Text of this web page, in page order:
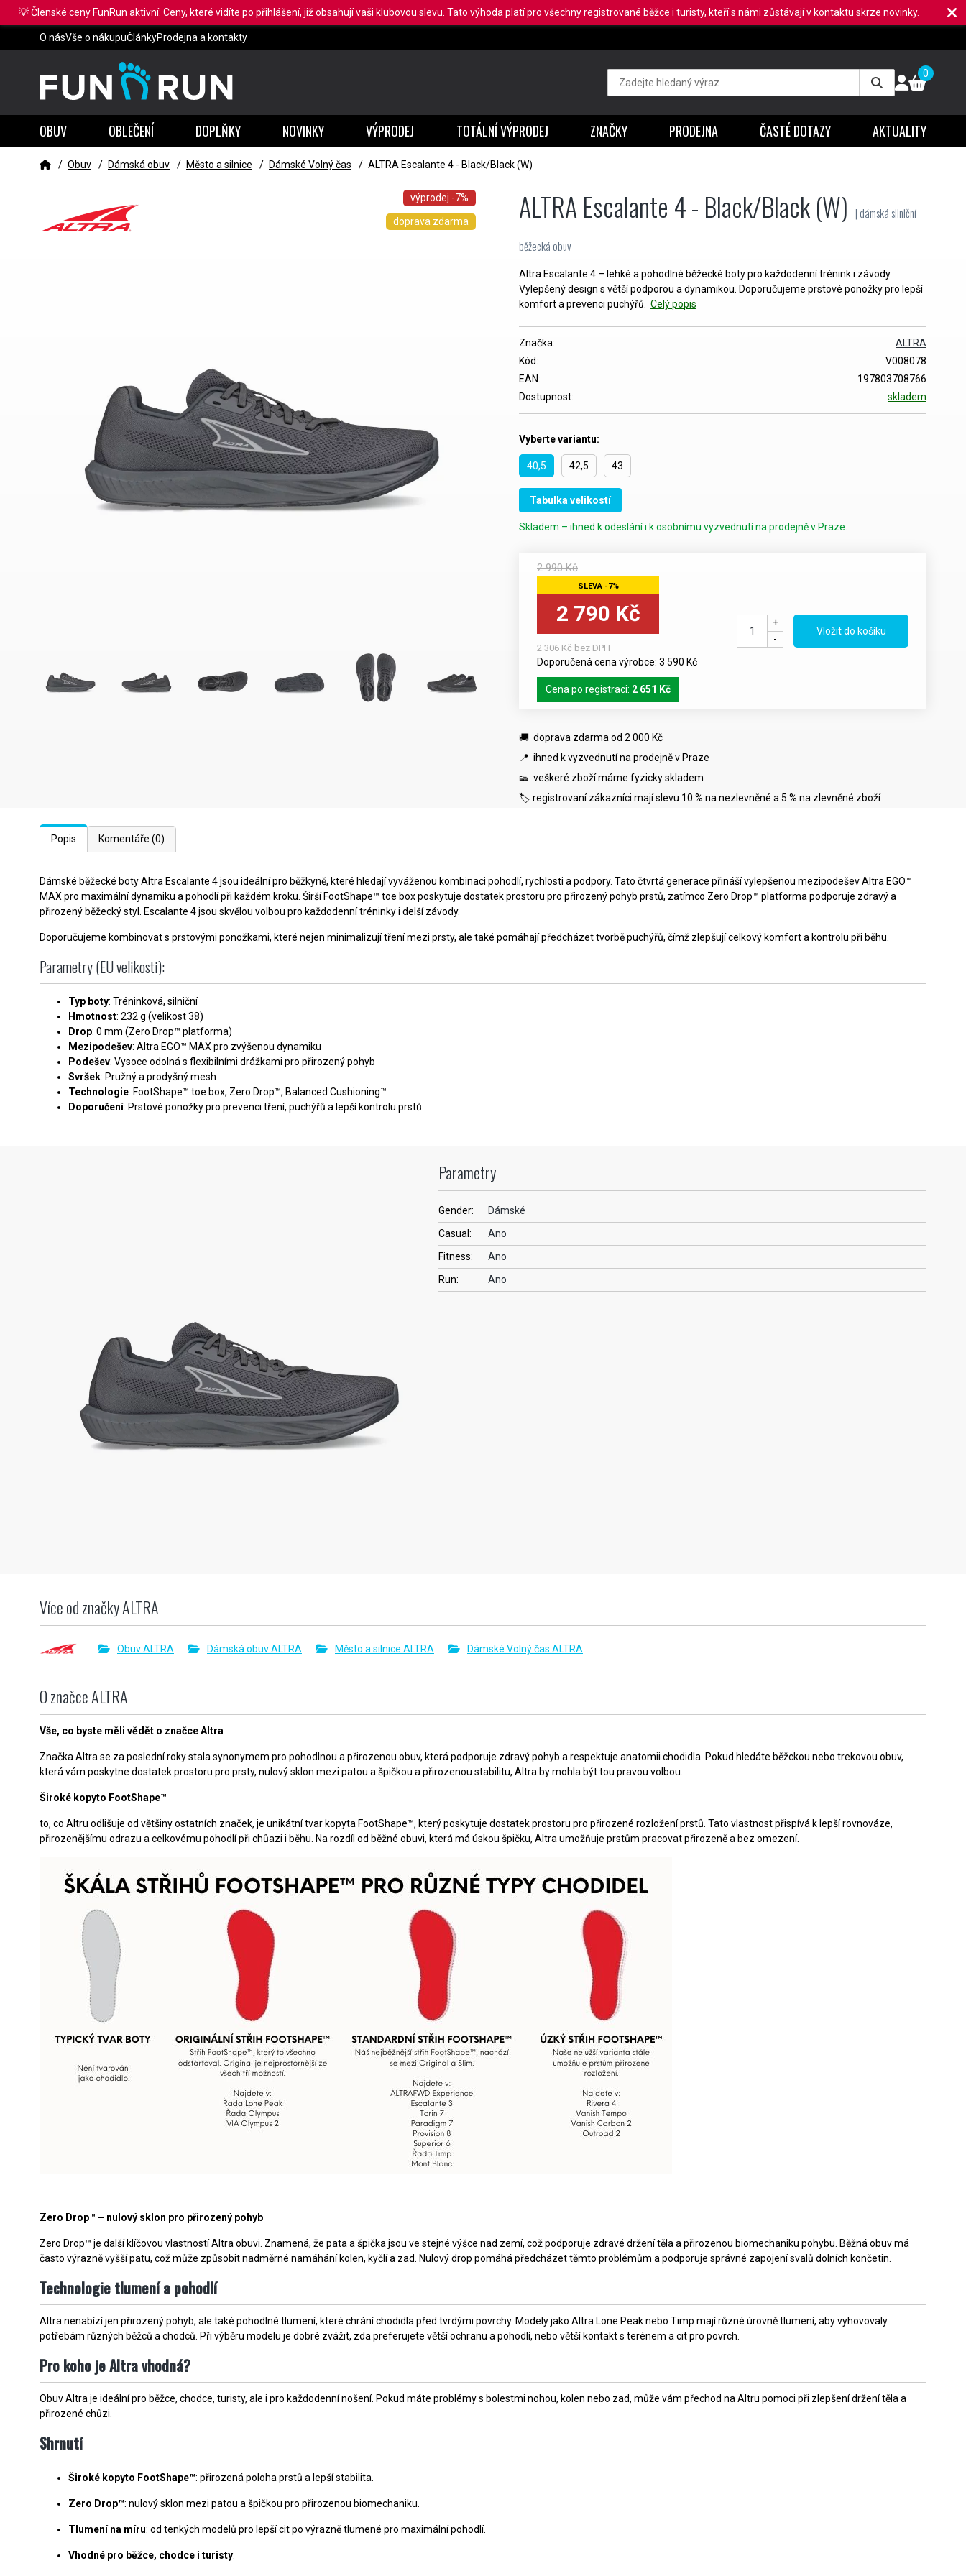
O násVše o nákupuČlánkyProdejna a kontakty
0
OBUV OBLEČENÍ DOPLŇKY NOVINKY VÝPRODEJ TOTÁLNÍ VÝPRODEJ ZNAČKY PRODEJNA ČASTÉ DOTAZY AKTUALITY
/ Obuv / Dámská obuv / Město a silnice / Dámské Volný čas / ALTRA Escalante 4 - Black/Black (W)
výprodej -7%
doprava zdarma ALTRA Escalante 4 - Black/Black (W) | dámská silniční
běžecká obuv
Altra Escalante 4 – lehké a pohodlné běžecké boty pro každodenní trénink i závody.
Vylepšený design s větší podporou a dynamikou. Doporučujeme prstové ponožky pro lepší
komfort a prevenci puchýřů.
Celý popis
ALTRA
Značka:
V008078
Kód:
197803708766
EAN:
skladem
Dostupnost:
Vyberte variantu:
40,5 42,5 43
Tabulka velikostí
Skladem – ihned k odeslání i k osobnímu vyzvednutí na prodejně v Praze.
2 990 Kč
2 790 Kč
2 306 Kč bez DPH
Doporučená cena výrobce: 3 590 Kč
Cena po registraci: 2 651 Kč
+
-
🚚 doprava zdarma od 2 000 Kč
📍 ihned k vyzvednutí na prodejně v Praze
👟 veškeré zboží máme fyzicky skladem
🏷️ registrovaní zákazníci mají slevu 10 % na nezlevněné a 5 % na zlevněné zboží
Popis Komentáře (0)
Dámské běžecké boty Altra Escalante 4 jsou ideální pro běžkyně, které hledají vyváženou kombinaci pohodlí, rychlosti a podpory. Tato čtvrtá generace přináší vylepšenou mezipodešev Altra EGO™
MAX pro maximální dynamiku a pohodlí při každém kroku. Širší FootShape™ toe box poskytuje dostatek prostoru pro přirozený pohyb prstů, zatímco Zero Drop™ platforma podporuje zdravý a
přirozený běžecký styl. Escalante 4 jsou skvělou volbou pro každodenní tréninky i delší závody.
Doporučujeme kombinovat s prstovými ponožkami, které nejen minimalizují tření mezi prsty, ale také pomáhají předcházet tvorbě puchýřů, čímž zlepšují celkový komfort a kontrolu při běhu.
Parametry (EU velikosti):
Typ boty: Tréninková, silniční
Hmotnost: 232 g (velikost 38)
Drop: 0 mm (Zero Drop™ platforma)
Mezipodešev: Altra EGO™ MAX pro zvýšenou dynamiku
Podešev: Vysoce odolná s flexibilními drážkami pro přirozený pohyb
Svršek: Pružný a prodyšný mesh
Technologie: FootShape™ toe box, Zero Drop™, Balanced Cushioning™
Doporučení: Prstové ponožky pro prevenci tření, puchýřů a lepší kontrolu prstů.
Parametry
Gender:
Dámské
Casual:
Ano
Fitness:
Ano
Run:
Ano
Více od značky ALTRA
Obuv ALTRA Dámská obuv ALTRA Město a silnice ALTRA Dámské Volný čas ALTRA
O značce ALTRA
Vše, co byste měli vědět o značce Altra
Značka Altra se za poslední roky stala synonymem pro pohodlnou a přirozenou obuv, která podporuje zdravý pohyb a respektuje anatomii chodidla. Pokud hledáte běžckou nebo trekovou obuv,
která vám poskytne dostatek prostoru pro prsty, nulový sklon mezi patou a špičkou a přirozenou stabilitu, Altra by mohla být tou pravou volbou.
Široké kopyto FootShape™
to, co Altru odlišuje od většiny ostatních značek, je unikátní tvar kopyta FootShape™, který poskytuje dostatek prostoru pro přirozené rozložení prstů. Tato vlastnost přispívá k lepší rovnováze,
přirozenějšímu odrazu a celkovému pohodlí při chůazi i běhu. Na rozdíl od běžné obuvi, která má úskou špičku, Altra umožňuje prstům pracovat přirozeně a bez omezení.
Zero Drop™ – nulový sklon pro přirozený pohyb
Zero Drop™ je další klíčovou vlastností Altra obuvi. Znamená, že pata a špička jsou ve stejné výšce nad zemí, což podporuje zdravé držení těla a přirozenou biomechaniku pohybu. Běžná obuv má
často výrazně vyšší patu, což může způsobit nadměrné namáhání kolen, kyčlí a zad. Nulový drop pomáhá předcházet těmto problémům a podporuje správné zapojení svalů dolních končetin.
Technologie tlumení a pohodlí
Altra nenabízí jen přirozený pohyb, ale také pohodlné tlumení, které chrání chodidla před tvrdými povrchy. Modely jako Altra Lone Peak nebo Timp mají různé úrovně tlumení, aby vyhovovaly
potřebám různých běžců a chodců. Při výběru modelu je dobré zvážit, zda preferujete větší ochranu a pohodlí, nebo větší kontakt s terénem a cit pro povrch.
Pro koho je Altra vhodná?
Obuv Altra je ideální pro běžce, chodce, turisty, ale i pro každodenní nošení. Pokud máte problémy s bolestmi nohou, kolen nebo zad, může vám přechod na Altru pomoci při zlepšení držení těla a
přirozené chůzi.
Shrnutí
Široké kopyto FootShape™: přirozená poloha prstů a lepší stabilita.
Zero Drop™: nulový sklon mezi patou a špičkou pro přirozenou biomechaniku.
Tlumení na míru: od tenkých modelů pro lepší cit po výrazně tlumené pro maximální pohodlí.
Vhodné pro běžce, chodce i turisty.
💡 Členské ceny FunRun aktivní: Ceny, které vidíte po přihlášení, již obsahují vaši klubovou slevu. Tato výhoda platí pro všechny registrované běžce i turisty, kteří s námi zůstávají v kontaktu skrze novinky.